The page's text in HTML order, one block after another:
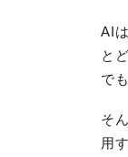
AI
と
で
そ
用